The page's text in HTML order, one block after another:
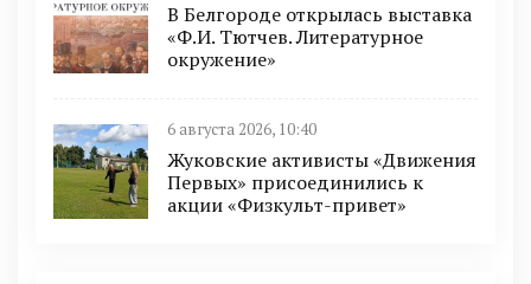
В Белгороде открылась выставка
«Ф.И. Тютчев. Литературное
окружение»
6 августа 2026, 10:40
Жуковские активисты «Движения
Первых» присоединились к
акции «Физкульт-привет»